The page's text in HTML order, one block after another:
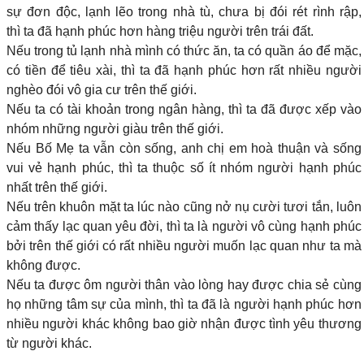
sự đơn độc, lạnh lẽo trong nhà tù, chưa bị đói rét rình rập,
thì ta đã hạnh phúc hơn hàng triệu người trên trái đất.
Nếu trong tủ lạnh nhà mình có thức ăn,ta có quần áo để mặc,
có tiền để tiêu xài, thì ta đã hạnh phúc hơn rất nhiều người
nghèo đói vô gia cư trên thế giới.
Nếu ta có tài khoản trong ngân hàng, thì ta đã được xếp vào
nhóm những người giàu trên thế giới.
Nếu Bố Mẹ ta vẫn còn sống, anh chị em hoà thuận và sống
vui vẻ hạnh phúc, thìta thuộc số ít nhóm người hạnh phúc
nhất trên thế giới.
Nếu trên khuôn mặtta lúc nào cũng nở nụ cười tươi tắn, luôn
cảm thấy lạc quan yêu đời, thìta là người vô cùng hạnh phúc
bởi trên thế giới có rất nhiều người muốn lạc quan như ta mà
không được.
Nếuta được ôm người thân vào lòng hay được chia sẻ cùng
họ những tâm sự của mình, thì ta đã là người hạnh phúc hơn
nhiều người khác không bao giờ nhận được tình yêu thương
từ người khác.